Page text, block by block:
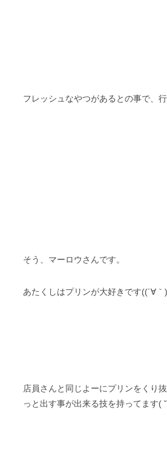
フレッシュなやつがあるとの事で、行
そう、マーロウさんです。
あたくしはプリンが大好きです((´∀｀
店員さんと同じよーにプリンをくり
っと出す事が出来る技を持ってます(